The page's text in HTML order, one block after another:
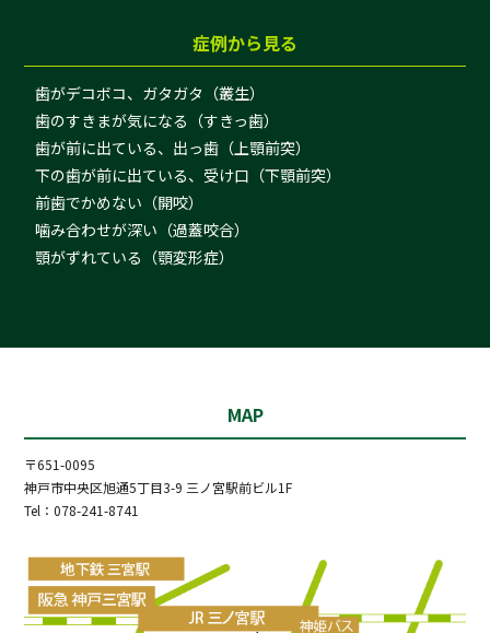
症例から見る
歯がデコボコ、ガタガタ（叢生）
歯のすきまが気になる（すきっ歯）
歯が前に出ている、出っ歯（上顎前突）
下の歯が前に出ている、受け口（下顎前突）
前歯でかめない（開咬）
噛み合わせが深い（過蓋咬合）
顎がずれている（顎変形症）
MAP
〒651-0095
神戸市中央区旭通5丁目3-9 三ノ宮駅前ビル1F
Tel：078-241-8741